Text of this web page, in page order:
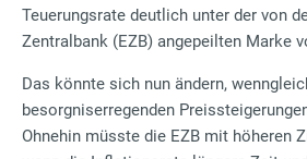
Teuerungsrate deutlich unter der von
Zentralbank (EZB) angepeilten Marke
Das könnte sich nun ändern,
besorgniserregenden
Ohnehin müsste die EZB mit höheren